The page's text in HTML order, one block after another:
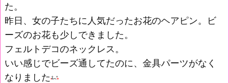
た。
昨日、女の子たちに人気だったお花のヘアピン。ビ
ーズのお花も少しできました。
フェルトデコのネックレス。
いい感じでビーズ通してたのに、金具パーツがなく
なりました